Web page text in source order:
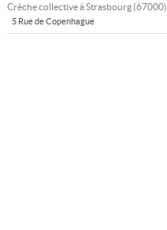
Crèche collective àStrasbourg(67000)
5 Rue de Copenhague